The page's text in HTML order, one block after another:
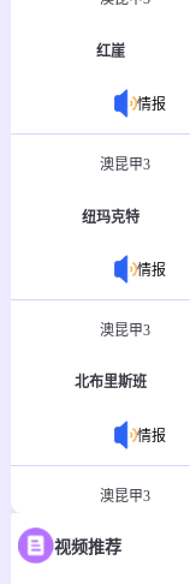
红崖
情报
澳昆甲3
纽玛克特
情报
澳昆甲3
北布里斯班
情报
澳昆甲3
北湖联
视频推荐